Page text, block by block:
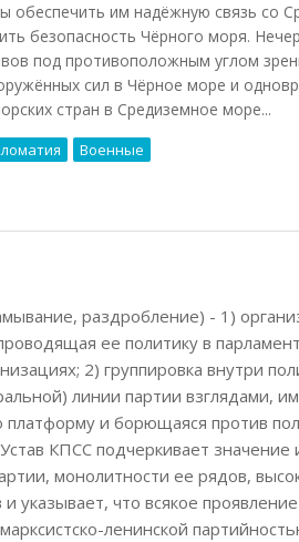
обеспечить им надёжную связь со
безопасность Чёрного моря.
под противоположным углом
сил в Чёрное море и
стран в Средиземное море...
Военные
раздробление) - 1)
ее политику в
2) группировка внутри
линии партии взглядами,
и борющаяся против
КПСС подчеркивает значение
монолитности ее рядов,
указывает, что всякое
ленинской